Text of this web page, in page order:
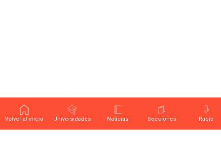
Volver al inicio Universidades Noticias Secciones Radio